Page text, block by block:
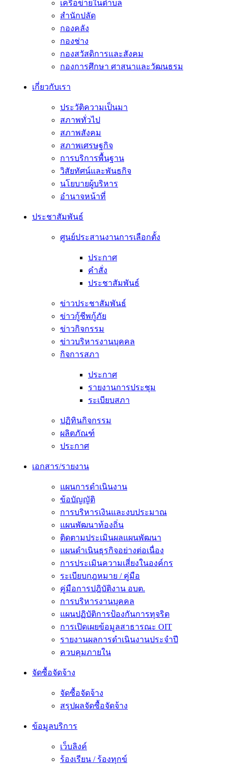
เครือข่ายในตำบล
สำนักปลัด
กองคลัง
กองช่าง
กองสวัสดิการและสังคม
กองการศึกษา ศาสนาและวัฒนธรม
เกี่ยวกับเรา
ประวัติความเป็นมา
สภาพทั่วไป
สภาพสังคม
สภาพเศรษฐกิจ
การบริการพื้นฐาน
วิสัยทัศน์และพันธกิจ
นโยบายผู้บริหาร
อํานาจหน้าที่
ประชาสัมพันธ์
ศูนย์ประสานงานการเลือกตั้ง
ประกาศ
คำสั่ง
ประชาสัมพันธ์
ข่าวประชาสัมพันธ์
ข่าวกู้ชีพกู้ภัย
ข่าวกิจกรรม
ข่าวบริหารงานบุคคล
กิจการสภา
ประกาศ
รายงานการประชุม
ระเบียบสภา
ปฏิทินกิจกรรม
ผลิตภัณฑ์
ประกาศ
เอกสาร/รายงาน
แผนการดำเนินงาน
ข้อบัญญัติ
การบริหารเงินและงบประมาณ
แผนพัฒนาท้องถิ่น
ติดตามประเมินผลแผนพัฒนา
แผนดำเนินธุรกิจอย่างต่อเนื่อง
การประเมินความเสี่ยงในองค์กร
ระเบียบกฎหมาย / คู่มือ
คู่มือการปฎิบัติงาน อบต.
การบริหารงานบุคคล
แผนปฏิบัติการป้องกันการทุจริต
การเปิดเผยข้อมูลสาธารณะ OIT
รายงานผลการดำเนินงานประจำปี
ควบคุมภายใน
จัดซื้อจัดจ้าง
จัดซื้อจัดจ้าง
สรุปผลจัดซื้อจัดจ้าง
ข้อมูลบริการ
เว็บลิงค์
ร้องเรียน / ร้องทุกข์